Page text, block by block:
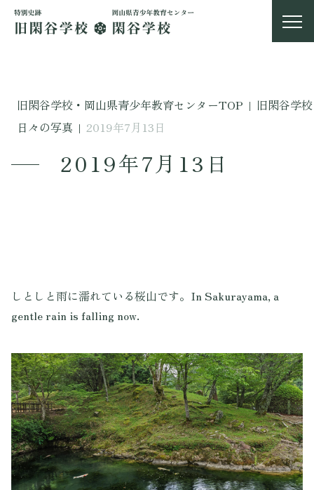
旧閑谷学校・岡山県青少年教育センターTOP | 旧閑谷学校
日々の写真 | 2019年7月13日
2019年7月13日
しとしと雨に濡れている桜山です。In Sakurayama, a
gentle rain is falling now.